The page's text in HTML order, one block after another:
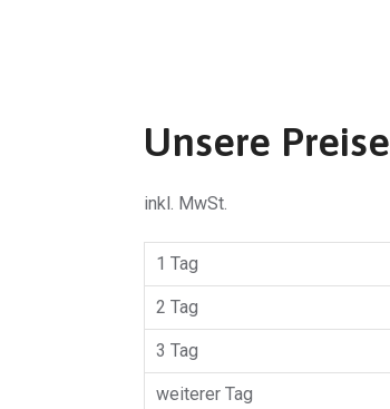
Unsere Preise
inkl. MwSt.
1 Tag
2 Tag
3 Tag
weiterer Tag